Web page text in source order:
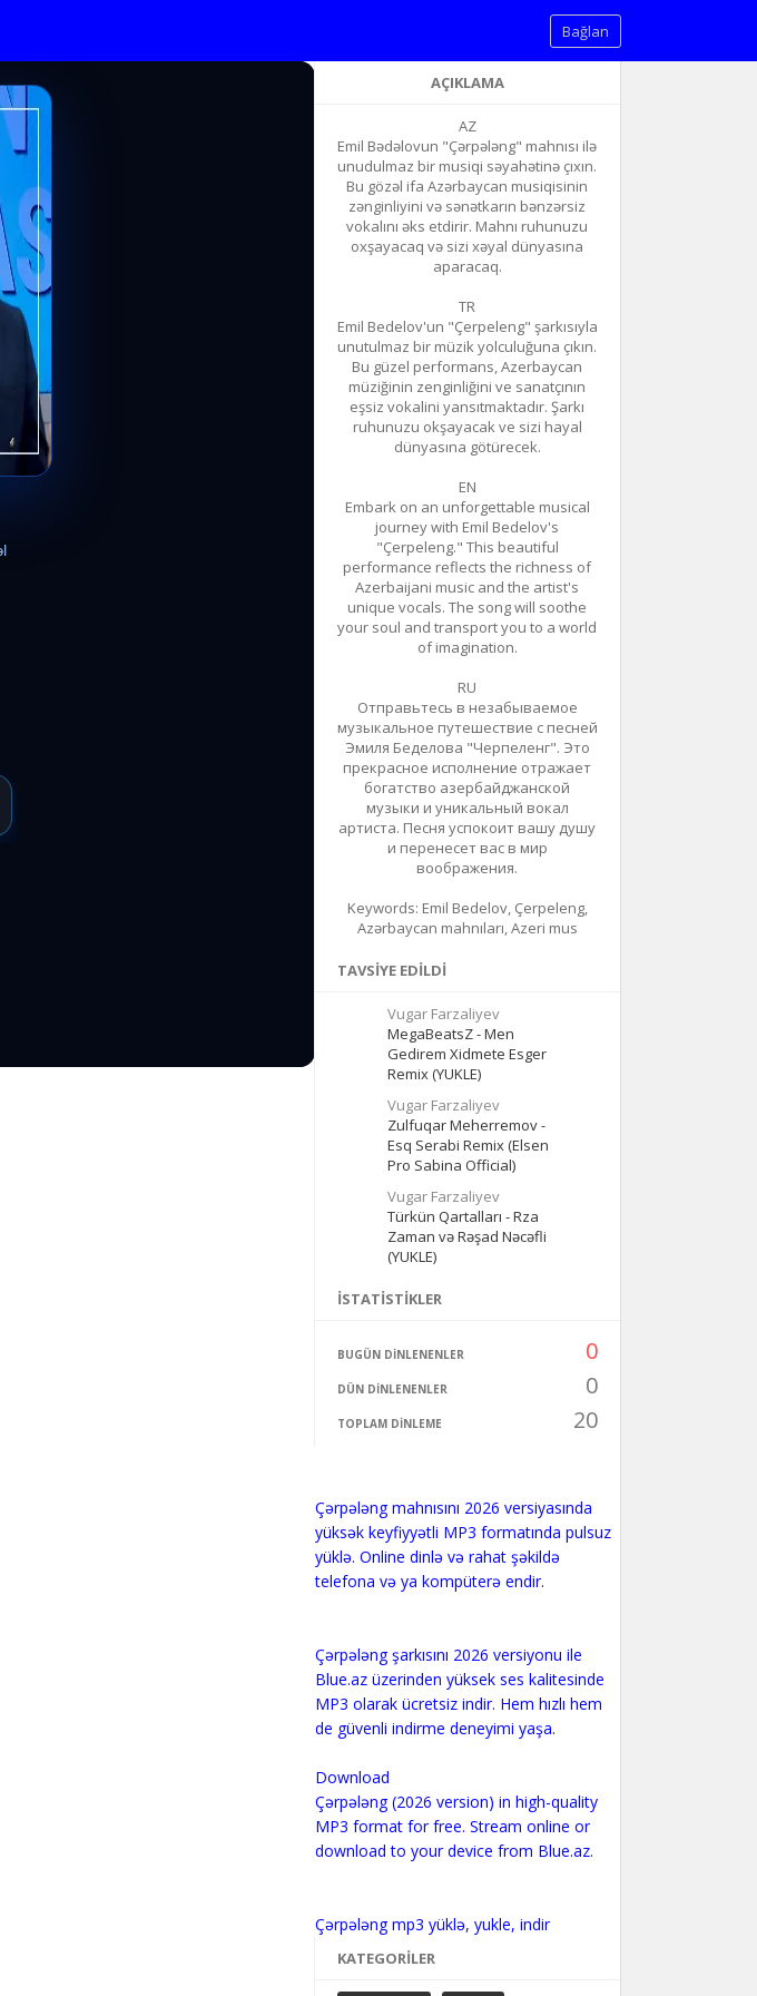
Bağlan
AÇIKLAMA
AZ
Emil Bədəlovun "Çərpələng" mahnısı ilə
unudulmaz bir musiqi səyahətinə çıxın.
Bu gözəl ifa Azərbaycan musiqisinin
zənginliyini və sənətkarın bənzərsiz
vokalını əks etdirir. Mahnı ruhunuzu
oxşayacaq və sizi xəyal dünyasına
aparacaq.
TR
Emil Bedelov'un "Çerpeleng" şarkısıyla
unutulmaz bir müzik yolculuğuna çıkın.
Bu güzel performans, Azerbaycan
müziğinin zenginliğini ve sanatçının
eşsiz vokalini yansıtmaktadır. Şarkı
ruhunuzu okşayacak ve sizi hayal
dünyasına götürecek.
EN
Embark on an unforgettable musical
journey with Emil Bedelov's
"Çerpeleng." This beautiful
performance reflects the richness of
Azerbaijani music and the artist's
unique vocals. The song will soothe
your soul and transport you to a world
of imagination.
RU
Отправьтесь в незабываемое
музыкальное путешествие с песней
Эмиля Беделова "Черпеленг". Это
прекрасное исполнение отражает
богатство азербайджанской
музыки и уникальный вокал
артиста. Песня успокоит вашу душу
и перенесет вас в мир
воображения.
Keywords: Emil Bedelov, Çerpeleng,
Azərbaycan mahnıları, Azeri mus
TAVSIYE EDILDI
Vugar Farzaliyev
MegaBeatsZ - Men
Gedirem Xidmete Esger
Remix (YUKLE)
Vugar Farzaliyev
Zulfuqar Meherremov -
Esq Serabi Remix (Elsen
Pro Sabina Official)
Vugar Farzaliyev
Türkün Qartalları - Rza
Zaman və Rəşad Nəcəfli
(YUKLE)
İSTATISTIKLER
BUGÜN DINLENENLER 0
DÜN DINLENENLER 0
TOPLAM DINLEME 20
Çərpələng mahnısını 2026 versiyasında
yüksək keyfiyyətli MP3 formatında pulsuz
yüklə. Online dinlə və rahat şəkildə
telefona və ya kompüterə endir.
Çərpələng şarkısını 2026 versiyonu ile
Blue.az üzerinden yüksek ses kalitesinde
MP3 olarak ücretsiz indir. Hem hızlı hem
de güvenli indirme deneyimi yaşa.
Download
Çərpələng (2026 version) in high-quality
MP3 format for free. Stream online or
download to your device from Blue.az.
Çərpələng mp3 yüklə, yukle, indir
KATEGORILER